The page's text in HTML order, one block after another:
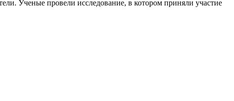
Ученые провели исследование, в котором приняли участие